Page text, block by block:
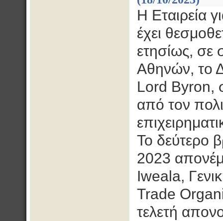
Η Εταιρεία
έχει
ετησίως, σε
Αθηνών, το
Lord Byron,
από τον
Το δεύτερο
2023
Iweala,
Trade
τελετή